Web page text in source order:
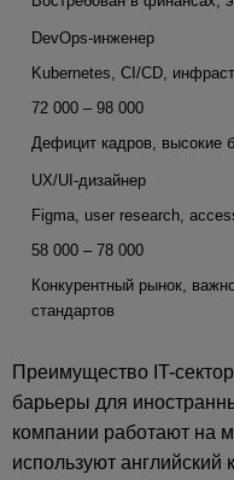
DevOps-инженер
Kubernetes, CI/CD,
72 000 – 98 000
Дефицит кадров, высокие
UX/UI-дизайнер
Figma, user research,
58 000 – 78 000
Конкурентный рынок,
стандартов
Преимущество IT-
барьеры для
компании работают на
используют